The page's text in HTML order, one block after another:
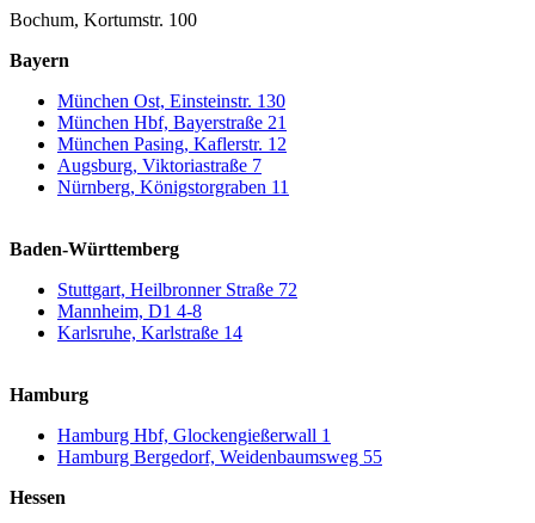
Bochum, Kortumstr. 100
Bayern
München Ost, Einsteinstr. 130
München Hbf, Bayerstraße 21
München Pasing, Kaflerstr. 12
Augsburg, Viktoriastraße 7
Nürnberg, Königstorgraben 11
Baden-Württemberg
Stuttgart, Heilbronner Straße 72
Mannheim, D1 4-8
Karlsruhe, Karlstraße 14
Hamburg
Hamburg Hbf, Glockengießerwall 1
Hamburg Bergedorf, Weidenbaumsweg 55
Hessen